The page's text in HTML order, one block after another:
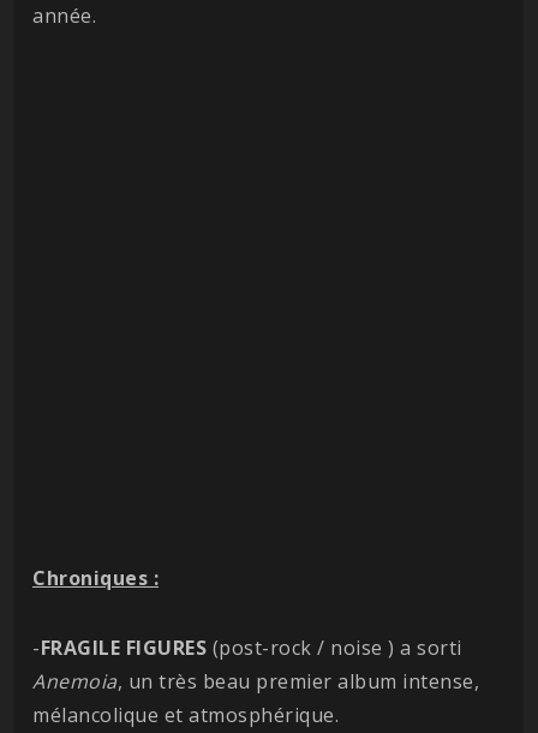
année.
Chroniques :
-FRAGILE FIGURES (post-rock / noise ) a sorti
Anemoia, un très beau premier album intense,
mélancolique et atmosphérique.